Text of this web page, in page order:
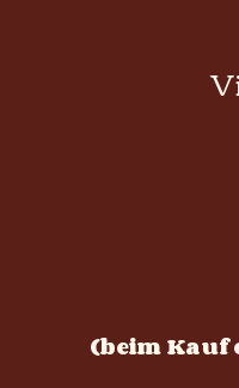
(beim Kauf